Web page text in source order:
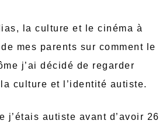
la culture et le cinéma à
mes parents sur comment le
j’ai décidé de regarder
culture et l’identité autiste.
j’étais autiste avant d’avoir 26